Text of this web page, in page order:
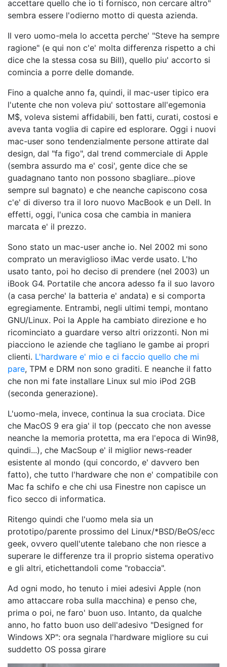
accettare quello che io ti fornisco, non cercare altro"
sembra essere l'odierno motto di questa azienda.
Il vero uomo-mela lo accetta perche' "Steve ha sempre
ragione" (e qui non c'e' molta differenza rispetto a chi
dice che la stessa cosa su Bill), quello piu' accorto si
comincia a porre delle domande.
Fino a qualche anno fa, quindi, il mac-user tipico era
l'utente che non voleva piu' sottostare all'egemonia
M$, voleva sistemi affidabili, ben fatti, curati, costosi e
aveva tanta voglia di capire ed esplorare. Oggi i nuovi
mac-user sono tendenzialmente persone attirate dal
design, dal "fa figo", dal trend commerciale di Apple
(sembra assurdo ma e' cosi', gente dice che se
guadagnano tanto non possono sbagliare...piove
sempre sul bagnato) e che neanche capiscono cosa
c'e' di diverso tra il loro nuovo MacBook e un Dell. In
effetti, oggi, l'unica cosa che cambia in maniera
marcata e' il prezzo.
Sono stato un mac-user anche io. Nel 2002 mi sono
comprato un meraviglioso iMac verde usato. L'ho
usato tanto, poi ho deciso di prendere (nel 2003) un
iBook G4. Portatile che ancora adesso fa il suo lavoro
(a casa perche' la batteria e' andata) e si comporta
egregiamente. Entrambi, negli ultimi tempi, montano
GNU/Linux. Poi la Apple ha cambiato direzione e ho
ricominciato a guardare verso altri orizzonti. Non mi
piacciono le aziende che tagliano le gambe ai propri
clienti. L'hardware e' mio e ci faccio quello che mi
pare, TPM e DRM non sono graditi. E neanche il fatto
che non mi fate installare Linux sul mio iPod 2GB
(seconda generazione).
L'uomo-mela, invece, continua la sua crociata. Dice
che MacOS 9 era gia' il top (peccato che non avesse
neanche la memoria protetta, ma era l'epoca di Win98,
quindi...), che MacSoup e' il miglior news-reader
esistente al mondo (qui concordo, e' davvero ben
fatto), che tutto l'hardware che non e' compatibile con
Mac fa schifo e che chi usa Finestre non capisce un
fico secco di informatica.
Ritengo quindi che l'uomo mela sia un
prototipo/parente prossimo del Linux/*BSD/BeOS/ecc
geek, ovvero quell'utente talebano che non riesce a
superare le differenze tra il proprio sistema operativo
e gli altri, etichettandoli come "robaccia".
Ad ogni modo, ho tenuto i miei adesivi Apple (non
amo attaccare roba sulla macchina) e penso che,
prima o poi, ne faro' buon uso. Intanto, da qualche
anno, ho fatto buon uso dell'adesivo "Designed for
Windows XP": ora segnala l'hardware migliore su cui
suddetto OS possa girare